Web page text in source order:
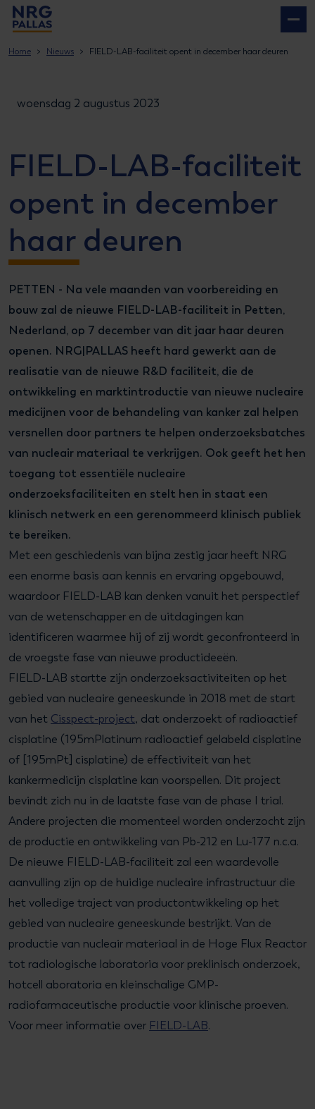
Home Nieuws FIELD-LAB-faciliteit opent in december haar deuren
woensdag 2 augustus 2023
FIELD-LAB-faciliteit
opent in december
haar deuren
PETTEN - Na vele maanden van voorbereiding en
bouw zal de nieuwe FIELD-LAB-faciliteit in Petten,
Nederland, op 7 december van dit jaar haar deuren
openen. NRG|PALLAS heeft hard gewerkt aan de
realisatie van de nieuwe R&D faciliteit, die de
ontwikkeling en marktintroductie van nieuwe nucleaire
medicijnen voor de behandeling van kanker zal helpen
versnellen door partners te helpen onderzoeksbatches
van nucleair materiaal te verkrijgen. Ook geeft het hen
toegang tot essentiële nucleaire
onderzoeksfaciliteiten en stelt hen in staat een
klinisch netwerk en een gerenommeerd klinisch publiek
te bereiken.
Met een geschiedenis van bijna zestig jaar heeft NRG
een enorme basis aan kennis en ervaring opgebouwd,
waardoor FIELD-LAB kan denken vanuit het perspectief
van de wetenschapper en de uitdagingen kan
identificeren waarmee hij of zij wordt geconfronteerd in
de vroegste fase van nieuwe productideeën.
FIELD-LAB startte zijn onderzoeksactiviteiten op het
gebied van nucleaire geneeskunde in 2018 met de start
van het Cisspect-project, dat onderzoekt of radioactief
cisplatine (195mPlatinum radioactief gelabeld cisplatine
of [195mPt] cisplatine) de effectiviteit van het
kankermedicijn cisplatine kan voorspellen. Dit project
bevindt zich nu in de laatste fase van de phase I trial.
Andere projecten die momenteel worden onderzocht zijn
de productie en ontwikkeling van Pb-212 en Lu-177 n.c.a.
De nieuwe FIELD-LAB-faciliteit zal een waardevolle
aanvulling zijn op de huidige nucleaire infrastructuur die
het volledige traject van productontwikkeling op het
gebied van nucleaire geneeskunde bestrijkt. Van de
productie van nucleair materiaal in de Hoge Flux Reactor
tot radiologische laboratoria voor preklinisch onderzoek,
hotcell aboratoria en kleinschalige GMP-
radiofarmaceutische productie voor klinische proeven.
Voor meer informatie over FIELD-LAB.